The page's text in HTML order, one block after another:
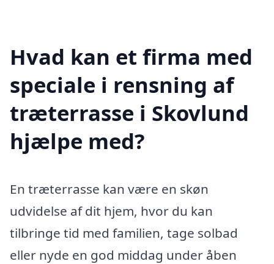
Hvad kan et firma med
speciale i rensning af
træterrasse i Skovlund
hjælpe med?
En træterrasse kan være en skøn
udvidelse af dit hjem, hvor du kan
tilbringe tid med familien, tage solbad
eller nyde en god middag under åben